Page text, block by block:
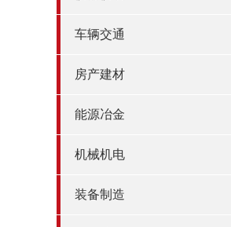
车辆交通
房产建材
能源冶金
机械机电
装备制造